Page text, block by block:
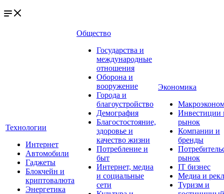
Технологии
Интернет
Автомобили
Гаджеты
Блокчейн и
криптовалюта
Энергетика
Общество
Государства и
международные
отношения
Оборона и
вооружение
Города и
благоустройство
Демография
Благостостояние,
здоровье и
качество жизни
Потребление и
быт
Интернет, медиа
и социальные
сети
Экономика
Инвестиции
рынок
Компании и
бренды
рынок
IT бизнес
Медиа и
Туризм и